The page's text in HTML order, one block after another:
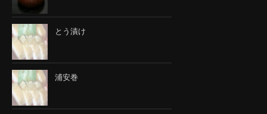
とう漬け
浦安巻